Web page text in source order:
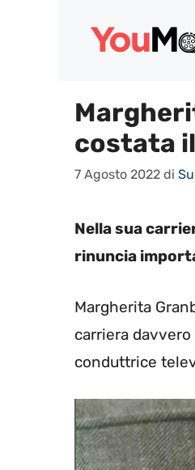
costata
7 Agosto 2022 di
Nella sua
rinuncia
Margherita
carriera
conduttrice